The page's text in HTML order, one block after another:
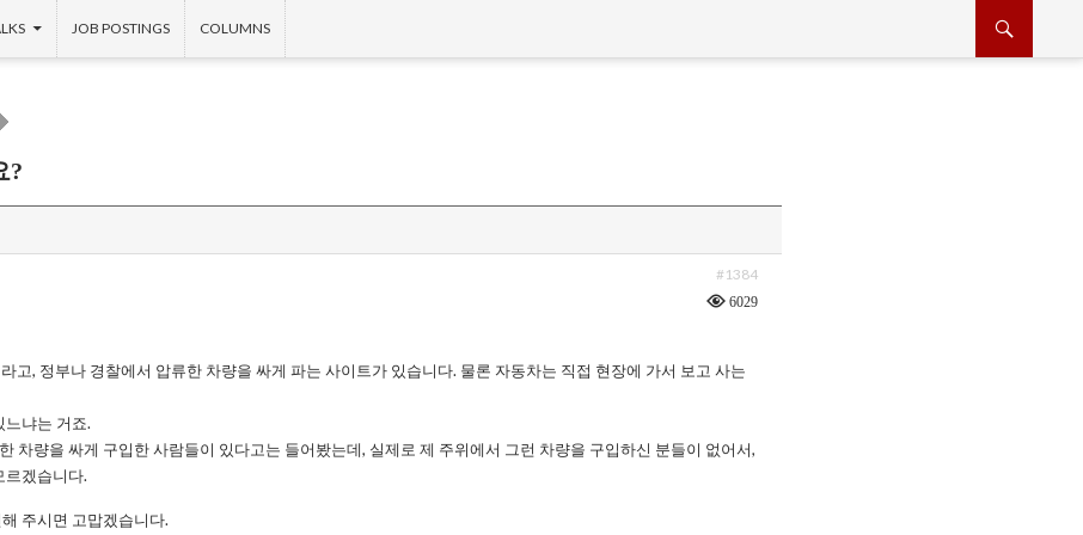
JOB POSTINGS COLUMNS
?
#1384
6029
고, 정부나 경찰에서 압류한 차량을 싸게 파는 사이트가 있습니다. 물론 자동차는 직접 현장에 가서 보고 사는
느냐는 거죠.
차량을 싸게 구입한 사람들이 있다고는 들어봤는데, 실제로 제 주위에서 그런 차량을 구입하신 분들이 없어서,
르겠습니다.
주시면 고맙겠습니다.